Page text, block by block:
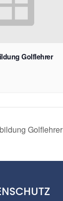
Golflehrer
Golflehrer